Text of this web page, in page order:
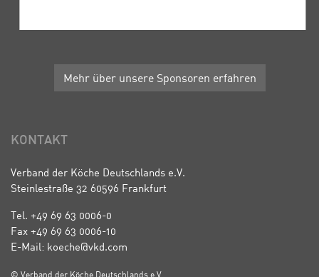
Mehr über unsere Sponsoren erfahren
KONTAKT
Verband der Köche Deutschlands e.V.
Steinlestraße 32 60596 Frankfurt
Tel. +49 69 63 0006-0
Fax +49 69 63 0006-10
E-Mail: koeche@vkd.com
© Verband der Köche Deutschlands e.V.